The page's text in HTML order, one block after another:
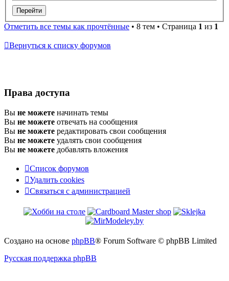
Отметить все темы как прочтённые • 8 тем • Страница 1 из 1
Вернуться к списку форумов
Права доступа
Вы не можете начинать темы
Вы не можете отвечать на сообщения
Вы не можете редактировать свои сообщения
Вы не можете удалять свои сообщения
Вы не можете добавлять вложения
Список форумов
Удалить cookies
Связаться
администрацией
Связаться с администрацией
Создано на основе phpBB® Forum Software © phpBB Limited
Русская поддержка phpBB